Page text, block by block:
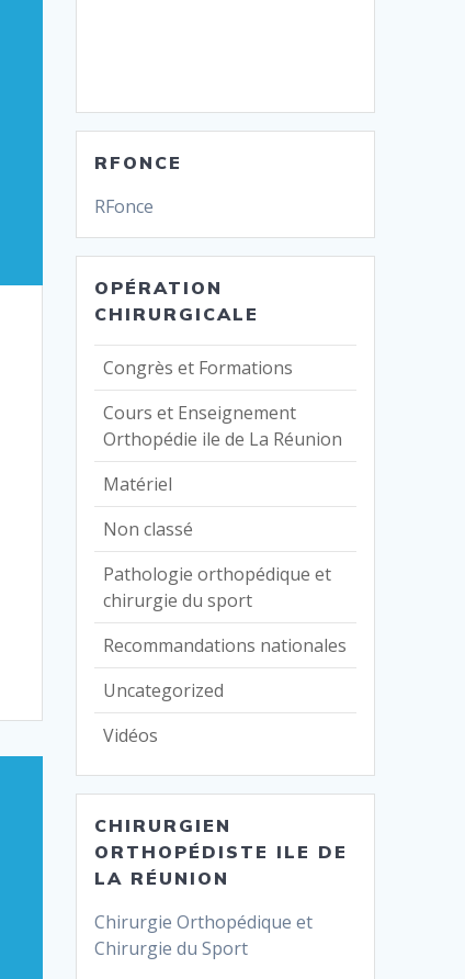
RFONCE
RFonce
OPÉRATION
CHIRURGICALE
Congrès et Formations
Cours et Enseignement
Orthopédie ile de La Réunion
Matériel
Non classé
Pathologie orthopédique et
chirurgie du sport
Recommandations nationales
Uncategorized
Vidéos
CHIRURGIEN
ORTHOPÉDISTE ILE DE
LA RÉUNION
Chirurgie Orthopédique et
Chirurgie du Sport